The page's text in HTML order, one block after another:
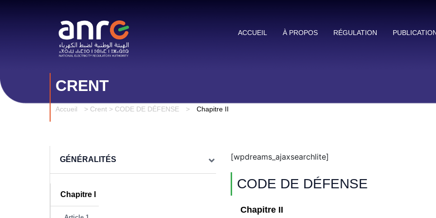
ACCUEIL À PROPOS RÉGULATION
CRENT
Accueil > Crent > CODE DE DÉFENSE > Chapitre II
GÉNÉRALITÉS
Chapitre I
[wpdreams_ajaxsearchlite]
CODE DE DÉFENSE
Chapitre II